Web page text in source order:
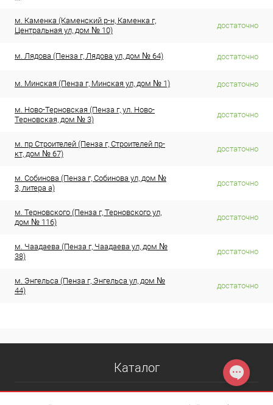
м. Каменка (Каменский р-н, Каменка г,
Центральная ул, дом № 10)
достаточно
м. Лядова (Пенза г, Лядова ул, дом № 64) достаточно
м. Минская (Пенза г, Минская ул, дом № 1) достаточно
м. Ново-Терновская (Пенза г, ул. Ново-
Терновская, дом № 3)
достаточно
м. пр Строителей (Пенза г, Строителей пр-
кт, дом № 67)
достаточно
м. Собинова (Пенза г, Собинова ул, дом №
3, литера а)
достаточно
м. Терновского (Пенза г, Терновского ул,
дом № 116)
достаточно
м. Чаадаева (Пенза г, Чаадаева ул, дом №
38)
достаточно
м. Энгельса (Пенза г, Энгельса ул, дом №
44)
достаточно
Каталог